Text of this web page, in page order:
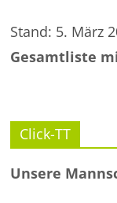
Stand: 5. März
Gesamtliste
Click-TT
Unsere